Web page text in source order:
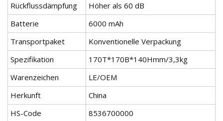
Rückflussdämpfung
Höher als 60 dB
Batterie
6000 mAh
Transportpaket
Konventionelle Verpackung
Spezifikation
170T*170B*140Hmm/3,3kg
Warenzeichen
LE/OEM
Herkunft
China
HS-Code
8536700000